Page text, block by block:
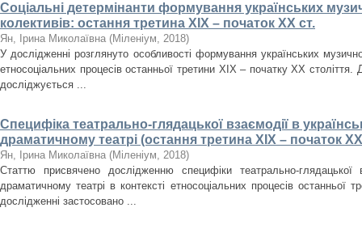
Соціальні детермінанти формування українських
колективів: остання третина ХІХ – початок ХХ ст.
Ян, Ірина Миколаївна (Міленіум, 2018)
У дослідженні розглянуто особливості формування українських
етносоціальних процесів останньої третини ХІХ – початку ХХ століття.
досліджується ...
Специфіка театрально-глядацької взаємодії в
драматичному театрі (остання третина ХІХ – початок ХХ
Ян, Ірина Миколаївна (Міленіум, 2018)
Статтю присвячено дослідженню специфіки театрально-глядацької
драматичному театрі в контексті етносоціальних процесів
дослідженні застосовано ...